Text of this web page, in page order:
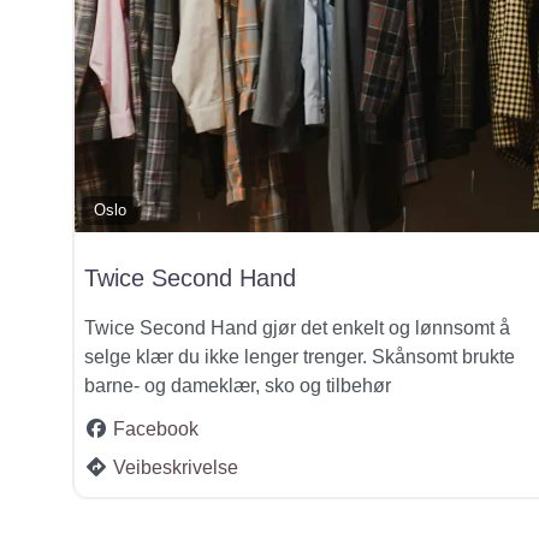
Oslo
Twice Second Hand
Twice Second Hand gjør det enkelt og lønnsomt å
selge klær du ikke lenger trenger. Skånsomt brukte
barne- og dameklær, sko og tilbehør
Facebook
Veibeskrivelse